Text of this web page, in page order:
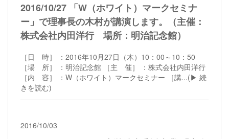
2016/10/27 「W（ホワイト）マークセミナ
ー」で理事長の木村が講演します。（主催：
株式会社内田洋行 場所：明治記念館）
［日 時］ ：2016年10月27日（木）10：00～10：50
［場 所］ ：明治記念館 ［主 催］ ：株式会社内田洋行
［内 容］ ：W（ホワイト）マークセミナー ［講...(▶︎ 続
きを読む)
2016/10/03